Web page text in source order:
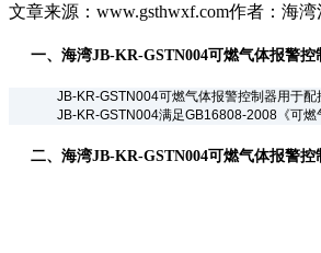
文章来源：www.gsthwxf.com作者：海湾
一、海湾JB-KR-GSTN004可燃气体报警控
JB-KR-GSTN004可燃气体报警控制器用于配
JB-KR-GSTN004满足GB16808-2008《可燃
二、海湾JB-KR-GSTN004可燃气体报警